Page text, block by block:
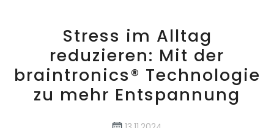
Stress im Alltag
reduzieren: Mit der
braintronics® Technologie
zu mehr Entspannung